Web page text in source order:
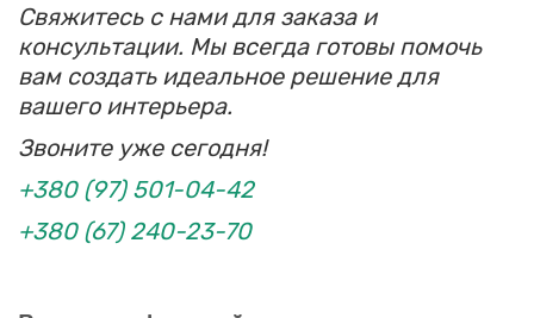
Свяжитесь с нами для заказа и
консультации. Мы всегда готовы помочь
вам создать идеальное решение для
вашего интерьера.
Звоните уже сегодня!
+380 (97) 501-04-42
+380 (67) 240-23-70